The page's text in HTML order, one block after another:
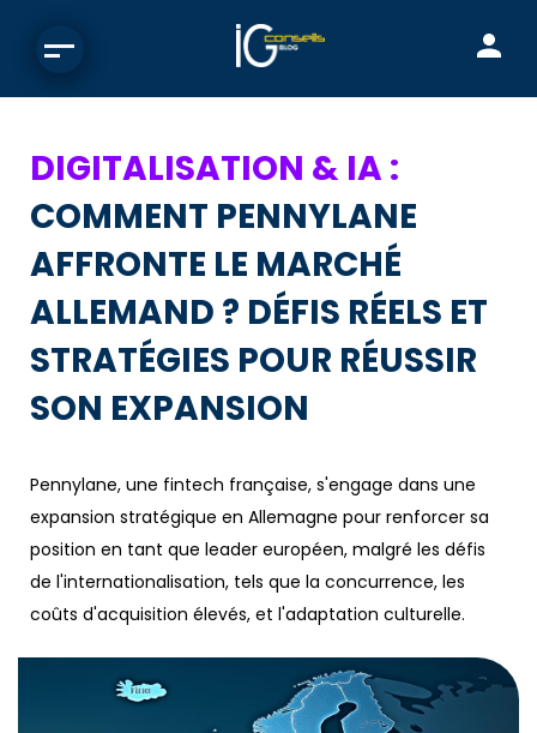
DIGITALISATION & IA :
COMMENT PENNYLANE
AFFRONTE LE MARCHÉ
ALLEMAND ? DÉFIS RÉELS ET
STRATÉGIES POUR RÉUSSIR
SON EXPANSION
Pennylane, une fintech française, s'engage dans une
expansion stratégique en Allemagne pour renforcer sa
position en tant que leader européen, malgré les défis
de l'internationalisation, tels que la concurrence, les
coûts d'acquisition élevés, et l'adaptation culturelle.